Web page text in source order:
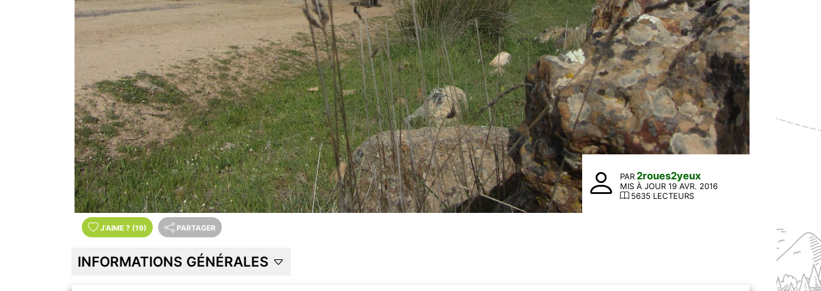
PAR 2roues2yeux
MIS À JOUR 19 AVR. 2016
5635 LECTEURS
J'AIME ? (19) PARTAGER
INFORMATIONS GÉNÉRALES